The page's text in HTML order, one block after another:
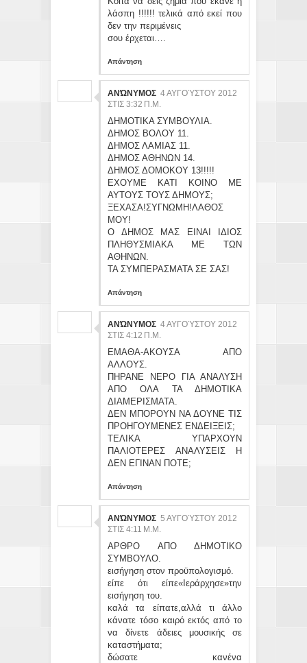
λάσπη !!!!!! τελικά από εκεί που
δεν την περιμένεις
σου έρχεται….
Απάντηση
ΑΝΏΝΥΜΟΣ 4 ΑΥΓΟΎΣΤΟΥ 2012
ΣΤΙΣ 3:32 Π.Μ.
ΔΗΜΟΤΙΚΑ ΣΥΜΒΟΥΛΙΑ.
ΔΗΜΟΣ ΒΟΛΟΥ 11.
ΔΗΜΟΣ ΛΑΜΙΑΣ 11.
ΔΗΜΟΣ ΑΘΗΝΩΝ 14.
ΔΗΜΟΣ ΔΟΜΟΚΟΥ 13!!!!!
ΕΧΟΥΜΕ ΚΑΤΙ ΚΟΙΝΟ ΜΕ
ΑΥΤΟΥΣ ΤΟΥΣ ΔΗΜΟΥΣ;
ΞΕΧΑΣΑ!ΣΥΓΝΩΜΗ!ΛΑΘΟΣ
ΜΟΥ!
Ο ΔΗΜΟΣ ΜΑΣ ΕΙΝΑΙ ΙΔΙΟΣ
ΠΛΗΘΥΣΜΙΑΚΑ ΜΕ ΤΩΝ
ΑΘΗΝΩΝ.
ΤΑ ΣΥΜΠΕΡΑΣΜΑΤΑ ΣΕ ΣΑΣ!
Απάντηση
ΑΝΏΝΥΜΟΣ 4 ΑΥΓΟΎΣΤΟΥ 2012
ΣΤΙΣ 4:12 Π.Μ.
ΕΜΑΘΑ-ΑΚΟΥΣΑ ΑΠΟ
ΑΛΛΟΥΣ.
ΠΗΡΑΝΕ ΝΕΡΟ ΓΙΑ ΑΝΑΛΥΣΗ
ΑΠΟ ΟΛΑ ΤΑ ΔΗΜΟΤΙΚΑ
ΔΙΑΜΕΡΙΣΜΑΤΑ.
ΔΕΝ ΜΠΟΡΟΥΝ ΝΑ ΔΟΥΝΕ ΤΙΣ
ΠΡΟΗΓΟΥΜΕΝΕΣ ΕΝΔΕΙΞΕΙΣ;
ΤΕΛΙΚΑ ΥΠΑΡΧΟΥΝ
ΠΑΛΙΟΤΕΡΕΣ ΑΝΑΛΥΣΕΙΣ Η
ΔΕΝ ΕΓΙΝΑΝ ΠΟΤΕ;
Απάντηση
ΑΝΏΝΥΜΟΣ 5 ΑΥΓΟΎΣΤΟΥ 2012
ΣΤΙΣ 4:11 Μ.Μ.
ΑΡΘΡΟ ΑΠΟ ΔΗΜΟΤΙΚΟ
ΣΥΜΒΟΥΛΟ.
εισήγηση στον προϋπολογισμό.
είπε ότι είπε«Ιεράρχησε»την
εισήγηση του.
καλά τα είπατε,αλλά τι άλλο
κάνατε τόσο καιρό εκτός από το
να δίνετε άδειες μουσικής σε
καταστήματα;
δώσατε κανένα